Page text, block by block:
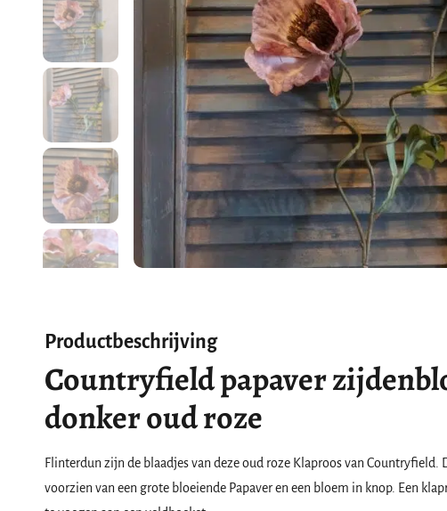
Productbeschrijving
Countryfield papaver
donker oud roze
Flinterdun zijn de blaadjes van deze oud roze Klaproos van Countryfield.
voorzien van een grote bloeiende Papaver en een bloem in knop. Een